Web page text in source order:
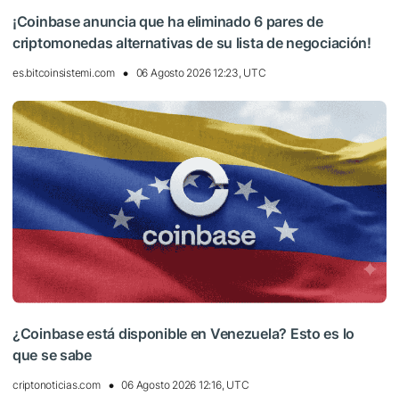
¡Coinbase anuncia que ha eliminado 6 pares de
criptomonedas alternativas de su lista de negociación!
es.bitcoinsistemi.com 06 Agosto 2026 12:23, UTC
¿Coinbase está disponible en Venezuela? Esto es lo
que se sabe
criptonoticias.com 06 Agosto 2026 12:16, UTC